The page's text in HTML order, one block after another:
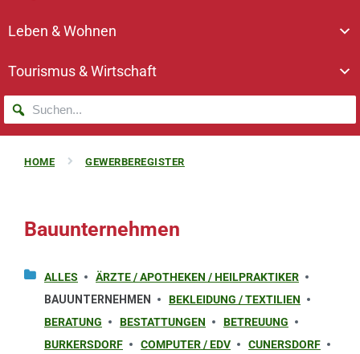
Leben & Wohnen
Tourismus & Wirtschaft
HOME GEWERBEREGISTER
Bauunternehmen
ALLES
ÄRZTE / APOTHEKEN / HEILPRAKTIKER
BAUUNTERNEHMEN
BEKLEIDUNG / TEXTILIEN
BERATUNG
BESTATTUNGEN
BETREUUNG
BURKERSDORF
COMPUTER / EDV
CUNERSDORF